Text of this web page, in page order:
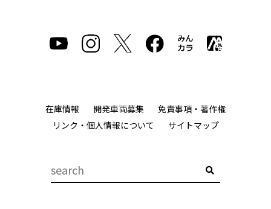
在庫情報 開発車両募集
免責事項・著作権
リンク・個人情報について
サイトマップ